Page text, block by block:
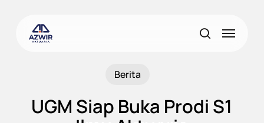
content
search
Menu
Berita
UGM Siap Buka Prodi S1